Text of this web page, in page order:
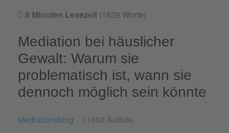
8 Minuten Lesezeit (1629 Worte)
Mediation bei häuslicher
Gewalt: Warum sie
problematisch ist, wann sie
dennoch möglich sein könnte
Mediationsblog
11093 Aufrufe